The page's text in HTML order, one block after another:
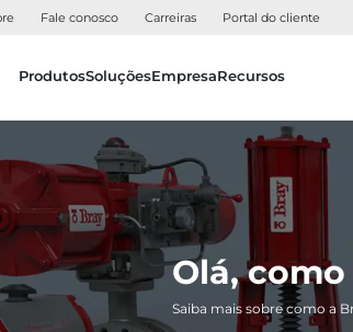
Fale conosco Carreiras Portal do cliente
ProdutosSoluçõesEmpresaRecursos
Olá,
Saiba mais sobre como a